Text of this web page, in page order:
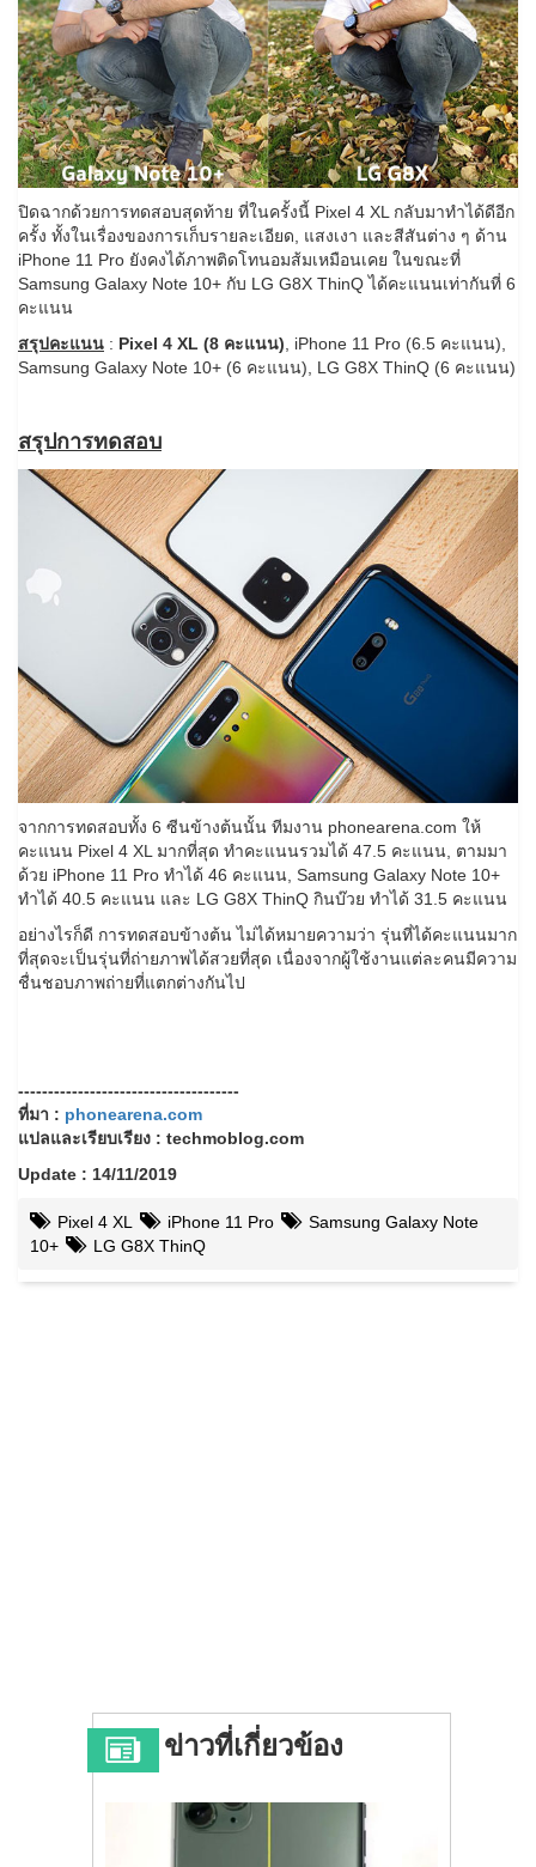
ปิดฉากด้วยการทดสอบสุดท้าย ที่ในครั้งนี้ Pixel 4 XL กลับมาทำได้ดีอีก
ครั้ง ทั้งในเรื่องของการเก็บรายละเอียด, แสงเงา และสีสันต่าง ๆ ด้าน
iPhone 11 Pro ยังคงได้ภาพติดโทนอมส้มเหมือนเคย ในขณะที่
Samsung Galaxy Note 10+ กับ LG G8X ThinQ ได้คะแนนเท่ากันที่ 6
คะแนน
สรุปคะแนน : Pixel 4 XL (8 คะแนน) , iPhone 11 Pro (6.5 คะแนน),
Samsung Galaxy Note 10+ (6 คะแนน), LG G8X ThinQ (6 คะแนน)
สรุปการทดสอบ
จากการทดสอบทั้ง 6 ซีนข้างต้นนั้น ทีมงาน phonearena.com ให้
คะแนน Pixel 4 XL มากที่สุด ทำคะแนนรวมได้ 47.5 คะแนน, ตามมา
ด้วย iPhone 11 Pro ทำได้ 46 คะแนน, Samsung Galaxy Note 10+
ทำได้ 40.5 คะแนน และ LG G8X ThinQ กินบ๊วย ทำได้ 31.5 คะแนน
อย่างไรก็ดี การทดสอบข้างต้น ไม่ได้หมายความว่า รุ่นที่ได้คะแนนมาก
ที่สุดจะเป็นรุ่นที่ถ่ายภาพได้สวยที่สุด เนื่องจากผู้ใช้งานแต่ละคนมีความ
ชื่นชอบภาพถ่ายที่แตกต่างกันไป
-------------------------------------
ที่มา : phonearena.com
แปลและเรียบเรียง : techmoblog.com
Update : 14/11/2019
Pixel 4 XL iPhone 11 Pro
Samsung Galaxy Note
10+
LG G8X ThinQ
ข่าวที่เกี่ยวข้อง